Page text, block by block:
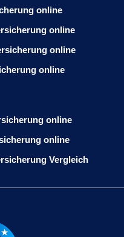
online
online
online
online
online
online
Vergleich